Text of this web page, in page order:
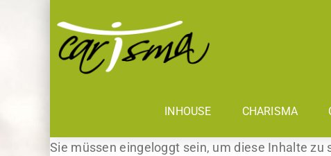
INHOUSE CHARISMA
Sie müssen eingeloggt sein, um diese Inhalte zu